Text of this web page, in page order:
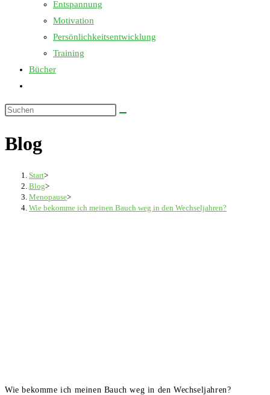
Entspannung
Motivation
Persönlichkeitsentwicklung
Training
Bücher
umschalten
Diese
durchsuchen
Blog
Start>
Blog>
Menopause>
Wie bekomme ich meinen Bauch weg in den Wechseljahren?
Wie bekomme ich meinen Bauch weg in den Wechseljahren?